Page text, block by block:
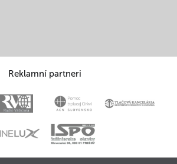
Reklamní partneri